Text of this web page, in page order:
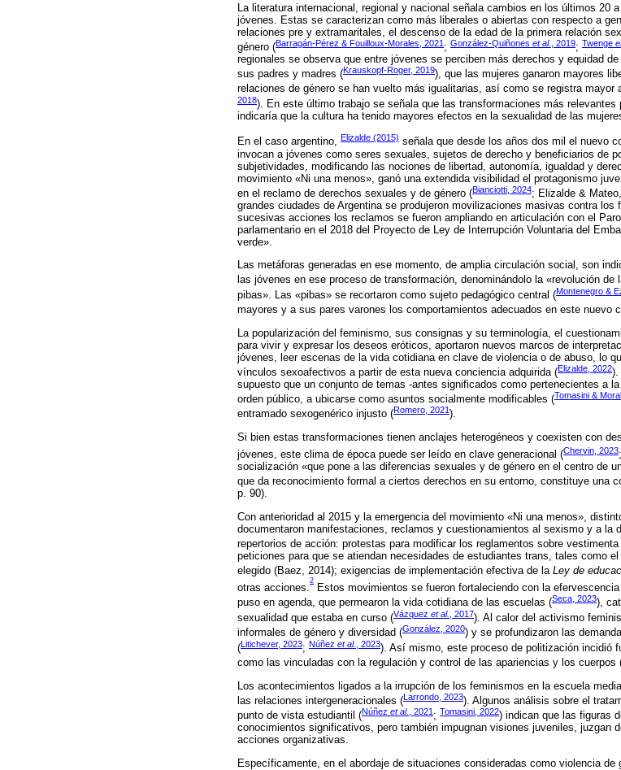
La literatura internacional, regional y nacional señala cambios en los últimos 20
jóvenes. Estas se caracterizan como más liberales o abiertas con respecto a
relaciones pre y extramaritales, el descenso de la edad de la primera relación
género (Barragán-Pérez & Fouilloux-Morales, 2021 ; González-Quiñones et al. , 2019; Twenge
regionales se observa que entre jóvenes se perciben más derechos y equidad
sus padres y madres (Krauskopf-Roger, 2019), que las mujeres ganaron mayores
relaciones de género se han vuelto más igualitarias, así como se registra mayor
2018). En este último trabajo se señala que las transformaciones más
indicaría que la cultura ha tenido mayores efectos en la sexualidad de las
En el caso argentino, Elizalde (2015) señala que desde los años dos mil el nuevo
invocan a jóvenes como seres sexuales, sujetos de derecho y beneficiarios de
subjetividades, modificando las nociones de libertad, autonomía, igualdad y
movimiento «Ni una menos», ganó una extendida visibilidad el protagonismo
en el reclamo de derechos sexuales y de género (Bianciotti, 2024; Elizalde &
grandes ciudades de Argentina se produjeron movilizaciones masivas contra
sucesivas acciones los reclamos se fueron ampliando en articulación con el
parlamentario en el 2018 del Proyecto de Ley de Interrupción Voluntaria del
verde».
Las metáforas generadas en ese momento, de amplia circulación social, son
las jóvenes en ese proceso de transformación, denominándolo la «revolución de
pibas». Las «pibas» se recortaron como sujeto pedagógico central (Montenegro &
mayores y a sus pares varones los comportamientos adecuados en este nuevo
La popularización del feminismo, sus consignas y su terminología, el
para vivir y expresar los deseos eróticos, aportaron nuevos marcos de
jóvenes, leer escenas de la vida cotidiana en clave de violencia o de abuso, lo
vínculos sexoafectivos a partir de esta nueva conciencia adquirida (Elizalde, 2022).
supuesto que un conjunto de temas -antes significados como pertenecientes a
orden público, a ubicarse como asuntos socialmente modificables (Tomasini &
entramado sexogenérico injusto (Romero, 2021).
Si bien estas transformaciones tienen anclajes heterogéneos y coexisten con
jóvenes, este clima de época puede ser leído en clave generacional (Chervin, 2023;
socialización «que pone a las diferencias sexuales y de género en el centro de
que da reconocimiento formal a ciertos derechos en su entorno, constituye una
p. 90).
Con anterioridad al 2015 y la emergencia del movimiento «Ni una menos»,
documentaron manifestaciones, reclamos y cuestionamientos al sexismo y a la
repertorios de acción: protestas para modificar los reglamentos sobre
peticiones para que se atiendan necesidades de estudiantes trans, tales como
elegido (Baez, 2014); exigencias de implementación efectiva de la Ley de
otras acciones.
2
Estos movimientos se fueron fortaleciendo con la
puso en agenda, que permearon la vida cotidiana de las escuelas (Seca, 2023),
sexualidad que estaba en curso (Vázquez et al. , 2017). Al calor del activismo
informales de género y diversidad (González, 2020) y se profundizaron las
(Litichever, 2023; Núñez et al. , 2023). Así mismo, este proceso de politización incidió
como las vinculadas con la regulación y control de las apariencias y los cuerpos
Los acontecimientos ligados a la irrupción de los feminismos en la escuela
las relaciones intergeneracionales (Larrondo, 2023). Algunos análisis sobre el
punto de vista estudiantil (Núñez et al. , 2021 ; Tomasini, 2022) indican que las figuras
conocimientos significativos, pero también impugnan visiones juveniles, juzgan
acciones organizativas.
Específicamente, en el abordaje de situaciones consideradas como violencia